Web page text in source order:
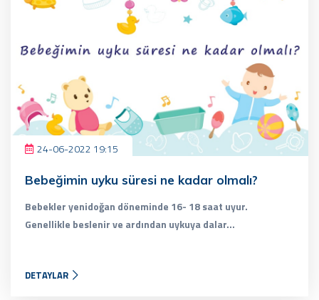
24-06-2022 19:15
Bebeğimin uyku süresi ne kadar olmalı?
Bebekler yenidoğan döneminde 16- 18 saat uyur.
Genellikle beslenir ve ardından uykuya dalar...
DETAYLAR